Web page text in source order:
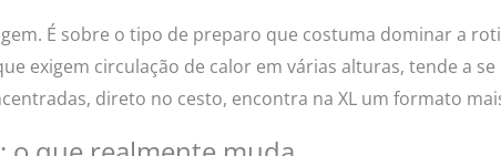
É sobre o tipo de preparo que costuma dominar a
exigem circulação de calor em várias alturas, tende a
direto no cesto, encontra na XL um formato